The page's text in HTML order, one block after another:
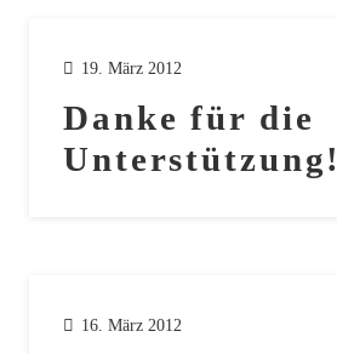
19. März 2012
Danke für die
Unterstützung!
16. März 2012